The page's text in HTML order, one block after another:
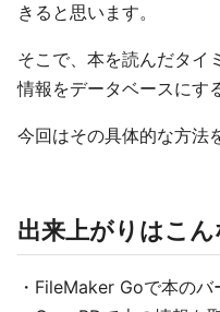
きると思います。
そこで、本を読んだタイ
情報をデータベースにす
今回はその具体的な方法
出来上がりはこん
・FileMaker Goで本の